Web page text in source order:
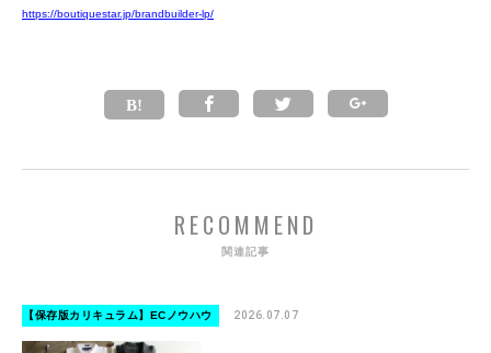
https://boutiquestar.jp/brandbuilder-lp/
RECOMMEND
関連記事
【保存版カリキュラム】ECノウハウ 2026.07.07